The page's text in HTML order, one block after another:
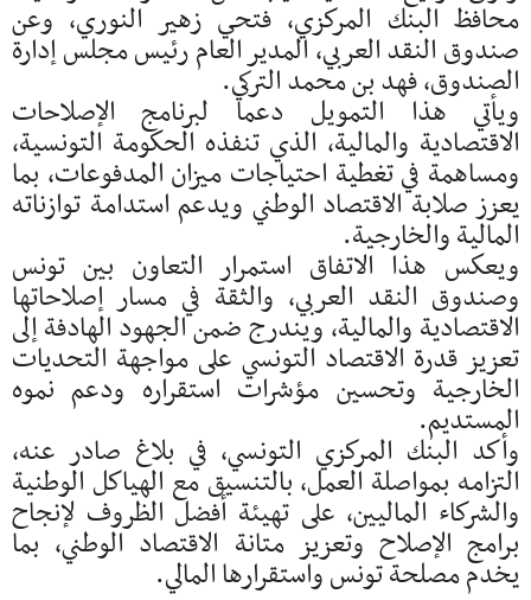
محافظ البنك المركزي، فتحي زهير النوري، وعن
صندوق النقد العربي، المدير العام رئيس مجلس إدارة
الصندوق، فهد بن محمد التركي.
ويأتي هذا التمويل دعما لبرنامج الإصلاحات
الاقتصادية والمالية، الذي تنفذه الحكومة التونسية،
ومساهمة في تغطية احتياجات ميزان المدفوعات، بما
يعزز صلابة الاقتصاد الوطني ويدعم استدامة توازناته
المالية والخارجية.
ويعكس هذا الاتفاق استمرار التعاون بين تونس
وصندوق النقد العربي، والثقة في مسار إصلاحاتها
الاقتصادية والمالية، ويندرج ضمن الجهود الهادفة إلى
تعزيز قدرة الاقتصاد التونسي على مواجهة التحديات
الخارجية وتحسين مؤشرات استقراره ودعم نموه
المستديم.
وأكد البنك المركزي التونسي، في بلاغ صادر عنه،
التزامه بمواصلة العمل، بالتنسيق مع الهياكل الوطنية
والشركاء الماليين، على تهيئة أفضل الظروف لإنجاح
برامج الإصلاح وتعزيز متانة الاقتصاد الوطني، بما
يخدم مصلحة تونس واستقرارها المالي.